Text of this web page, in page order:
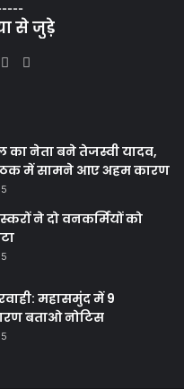
से जुड़े
YouTubeInstagram
का नेता बने तेजस्वी यादव,
में सामने आए अहम कारण
ने दो वनकर्मियों को
महासमुंद में 9
बताओ नोटिस